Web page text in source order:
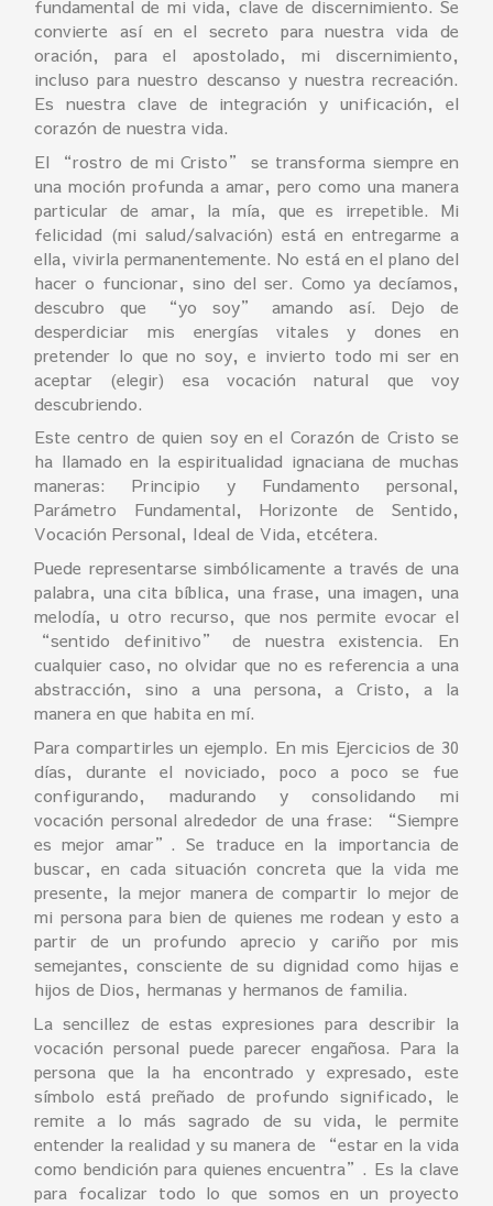
fundamental de mi vida, clave de discernimiento. Se
convierte así en el secreto para nuestra vida de
oración, para el apostolado, mi discernimiento,
incluso para nuestro descanso y nuestra recreación.
Es nuestra clave de integración y unificación, el
corazón de nuestra vida.
El “rostro de mi Cristo” se transforma siempre en
una moción profunda a amar, pero como una manera
particular de amar, la mía, que es irrepetible. Mi
felicidad (mi salud/salvación) está en entregarme a
ella, vivirla permanentemente. No está en el plano del
hacer o funcionar, sino del ser. Como ya decíamos,
descubro que “yo soy” amando así. Dejo de
desperdiciar mis energías vitales y dones en
pretender lo que no soy, e invierto todo mi ser en
aceptar (elegir) esa vocación natural que voy
descubriendo.
Este centro de quien soy en el Corazón de Cristo se
ha llamado en la espiritualidad ignaciana de muchas
maneras: Principio y Fundamento personal,
Parámetro Fundamental, Horizonte de Sentido,
Vocación Personal, Ideal de Vida, etcétera.
Puede representarse simbólicamente a través de una
palabra, una cita bíblica, una frase, una imagen, una
melodía, u otro recurso, que nos permite evocar el
“sentido definitivo” de nuestra existencia. En
cualquier caso, no olvidar que no es referencia a una
abstracción, sino a una persona, a Cristo, a la
manera en que habita en mí.
Para compartirles un ejemplo. En mis Ejercicios de 30
días, durante el noviciado, poco a poco se fue
configurando, madurando y consolidando mi
vocación personal alrededor de una frase: “Siempre
es mejor amar”. Se traduce en la importancia de
buscar, en cada situación concreta que la vida me
presente, la mejor manera de compartir lo mejor de
mi persona para bien de quienes me rodean y esto a
partir de un profundo aprecio y cariño por mis
semejantes, consciente de su dignidad como hijas e
hijos de Dios, hermanas y hermanos de familia.
La sencillez de estas expresiones para describir la
vocación personal puede parecer engañosa. Para la
persona que la ha encontrado y expresado, este
símbolo está preñado de profundo significado, le
remite a lo más sagrado de su vida, le permite
entender la realidad y su manera de “estar en la vida
como bendición para quienes encuentra”. Es la clave
para focalizar todo lo que somos en un proyecto